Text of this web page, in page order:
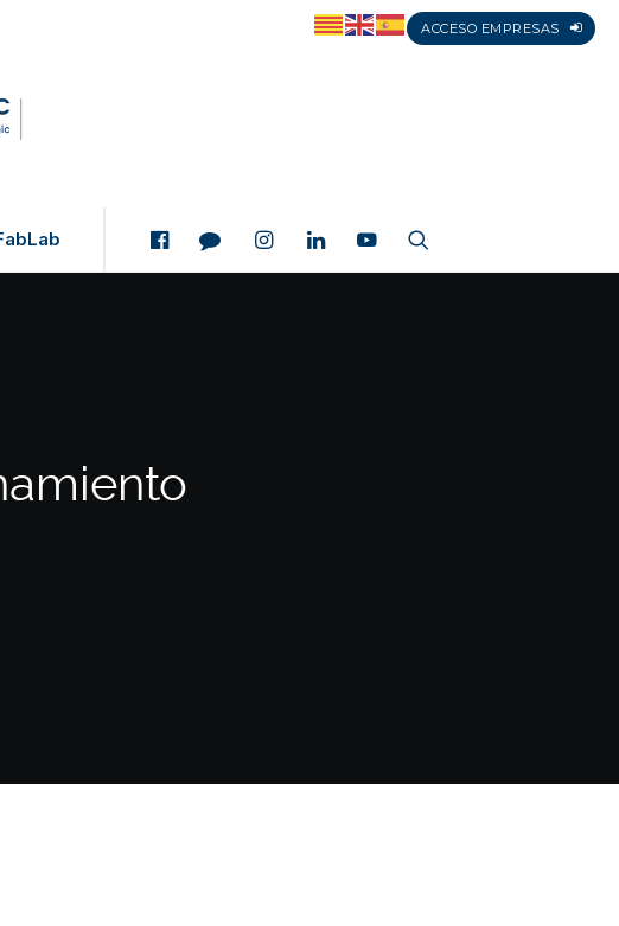
ACCESO EMPRESAS